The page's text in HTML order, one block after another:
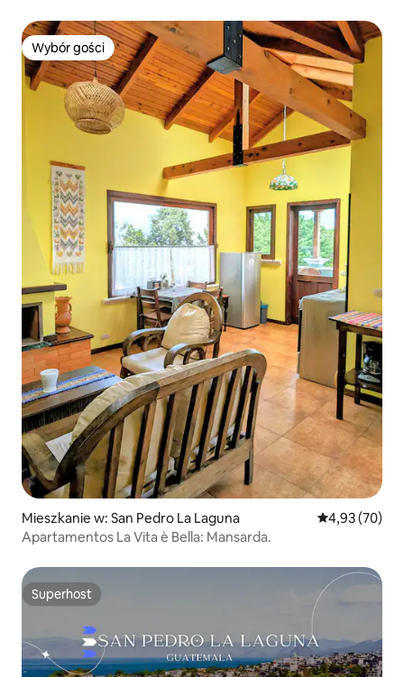
Wybór gości
Wybór gości
Mieszkanie w: San Pedro La Laguna Średnia
4,93 (70)
Apartamentos La Vita è Bella: Mansarda.
Superhost
Superhost